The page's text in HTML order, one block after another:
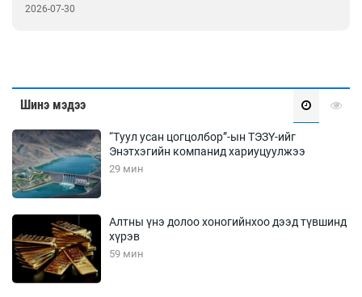
07-30
Шинэ мэдээ
“Туул усан цогцолбор”-ын ТЭЗҮ-ийг
Энэтхэгийн компанид хариуцуулжээ
29 мин
Алтны үнэ долоо хоногийнхоо дээд түвшинд
хүрэв
59 мин